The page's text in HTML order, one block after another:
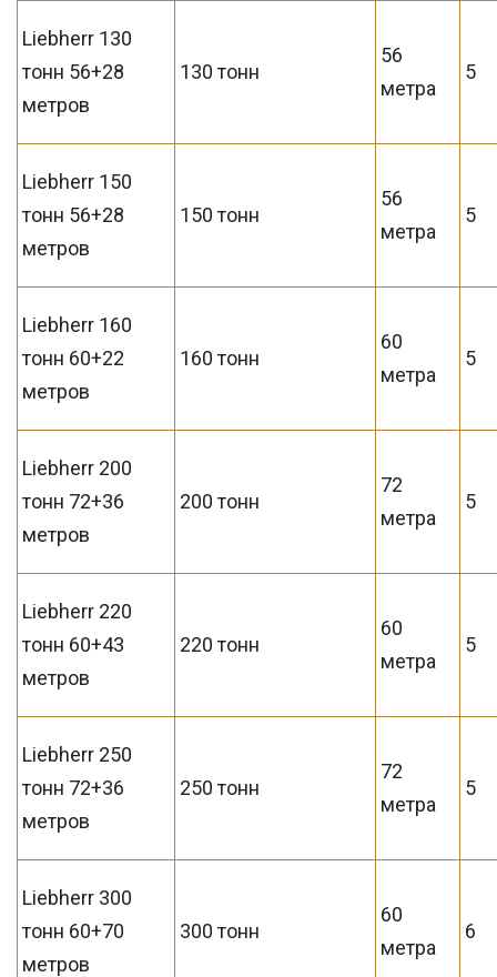
Liebherr 130
тонн 56+28
метров
130 тонн
56
метра
5
Liebherr 150
тонн 56+28
метров
150 тонн
56
метра
5
Liebherr 160
тонн 60+22
метров
160 тонн
60
метра
5
Liebherr 200
тонн 72+36
метров
200 тонн
72
метра
5
Liebherr 220
тонн 60+43
метров
220 тонн
60
метра
5
Liebherr 250
тонн 72+36
метров
250 тонн
72
метра
5
Liebherr 300
тонн 60+70
метров
300 тонн
60
метра
6